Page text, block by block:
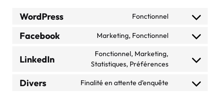
WordPress Fonctionnel
Consent
service
Facebook Marketing, Fonctionnel
Consent
service
LinkedIn
Fonctionnel, Marketing,
Statistiques, Préférences
Consent
service
Divers Finalité en attente d’enquête
Consent